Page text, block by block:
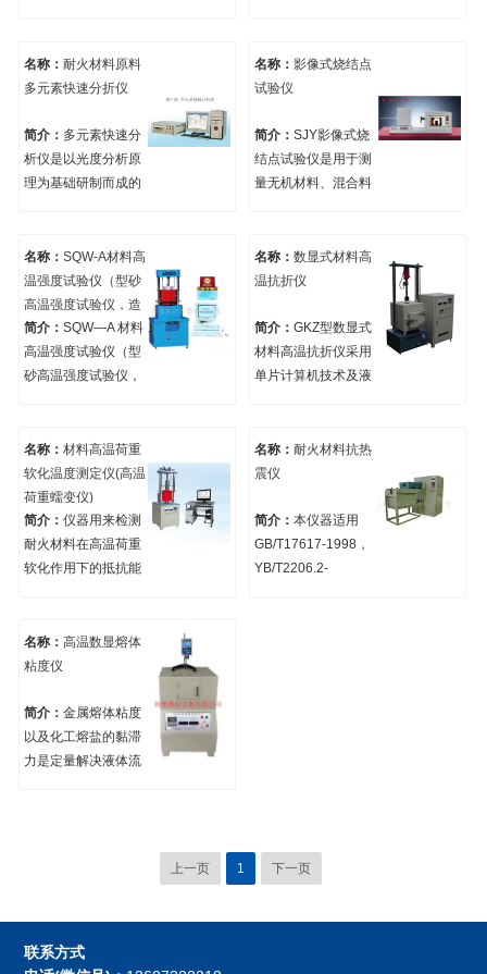
测定的仪器。 该仪器
满足 GB/T1966《多
重测试方法》，
YB/T5200《致密耐火
浇注料显气孔率和体
料显气孔率测定方
法》。
材料，包括定形隔热
耐火制品、氧化镁与
非金属材料，测试原
理采用平行热线法。
可用来测量各种不同
适用样品类型：固
体、粉末、颗粒状材
GB5990《定形隔热
耐火制品导热系数试
验方法(热线法)》。
测定(热线法)》，
GB/T 17106《热耐材
(平行热线法)》。仪
器配有计算机系统大
大简化了操作，快
名称：耐火材料原料
多元素快速分折仪
简介： 多元素快速分
析仪是以光度分析原
理为基础研制而成的
敏度的方法，解决了
传统光度法分析高组
份含量偏离线性，分
析低组份含量灵敏度
差的问题，实现了大
范围、高精度地快速
名称： 影像式烧结点
试验仪
简介： SJY影像式烧
结点试验仪是用于测
量无机材料、混合料
温、透射投影装置。
名称：SQW-A材料高
温强度试验仪（型砂
高温强度试验仪，造
型材料高温强度试验
仪）
简介：SQW—A 材料
高温强度试验仪（型
砂高温强度试验仪，
名称： 数显式材料高
温抗折仪
简介： GKZ型数显式
材料高温抗折仪采用
单片计算机技术及液
平稳，维修方便，数
据准确可靠。
名称：材料高温荷重
软化温度测定仪(高温
荷重蠕变仪)
简介：仪器用来检测
耐火材料在高温荷重
软化作用下的抵抗能
指标。满足国标
GB/T5073-2005《耐
法》及YB/T 370-
2016《耐火材料 荷
重软化温度试验方
名称： 耐火材料抗热
震仪
简介： 本仪器适用
GB/T17617-1998，
YB/T2206.2-
名称：高温数显熔体
粘度仪
简介：金属熔体粘度
以及化工熔盐的黏滞
力是定量解决液体流
反应过程中，连续检
上一页 1 下一页
联系方式